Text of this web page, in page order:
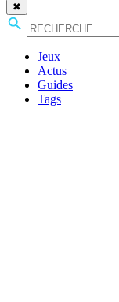
✖
Jeux
Actus
Guides
Tags